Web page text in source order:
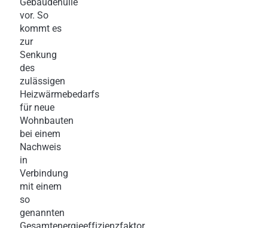
vor. So
kommt es
zur
Senkung
des
zulässigen
Heizwärmebedarfs
für neue
Wohnbauten
bei einem
Nachweis
in
Verbindung
mit einem
so
genannten